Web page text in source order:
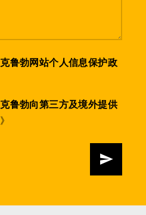
克鲁勃网站个人信息保护政
克鲁勃向第三方及境外提供
》
发送